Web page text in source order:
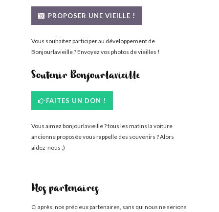
PROPOSER UNE VIEILLE !
Vous souhaitez participer au développement de
Bonjourlavieille ? Envoyez vos photos de vieilles !
Soutenir Bonjourlavieille
FAITES UN DON !
Vous aimez bonjourlavieille ? tous les matins la voiture
ancienne proposée vous rappelle des souvenirs ? Alors
aidez-nous ;)
Nos partenaires
Ci après, nos précieux partenaires, sans qui nous ne serions